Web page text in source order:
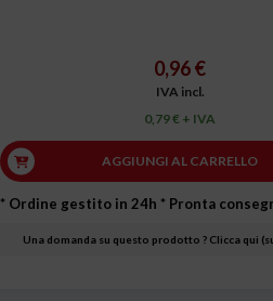
0,96 €
IVA incl.
0,79 € + IVA
AGGIUNGI AL CARRELLO
* Ordine gestito in 24h * Pronta
Una domanda su questo prodotto ? Clicca qui